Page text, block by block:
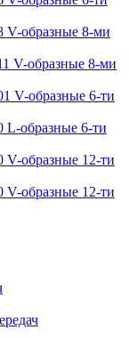
V-образные 8-ми
V-образные 8-ми
V-образные 6-ти
образные 6-ти
образные 12-ти
образные 12-ти